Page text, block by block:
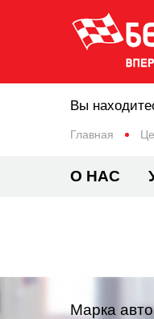
Главная
Вы
О НАС
Марка